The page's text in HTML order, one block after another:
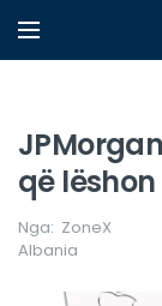
që
Nga: ZoneX
Albania